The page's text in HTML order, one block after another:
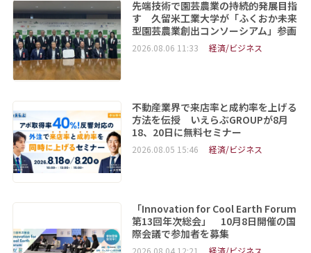
先端技術で園芸農業の持続的発展目指
す 久留米工業大学が「ふくおか未来
型園芸農業創出コンソーシアム」参画
2026.08.06 11:33 経済/ビジネス
不動産業界で来店率と成約率を上げる
方法を伝授 いえらぶGROUPが8月
18、20日に無料セミナー
2026.08.05 15:46 経済/ビジネス
「Innovation for Cool Earth Forum
第13回年次総会」 10月8日開催の国
際会議で参加者を募集
2026.08.04 12:21 経済/ビジネス